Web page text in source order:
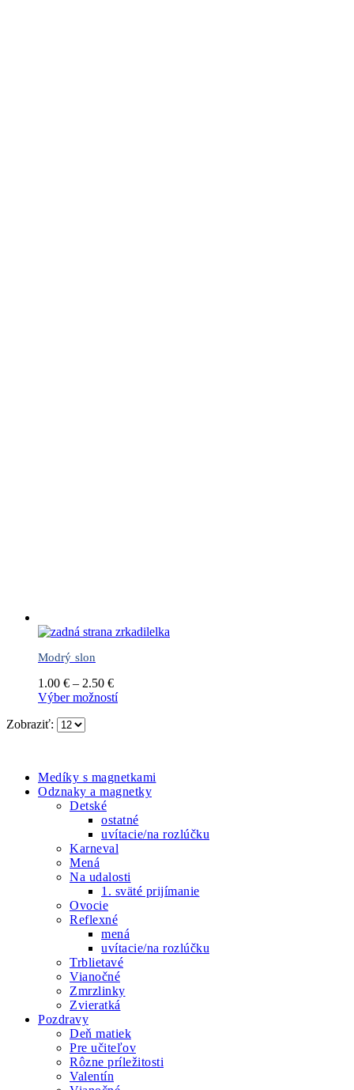
Modrý slon
1.00 € – 2.50 €Cena
range:
Výber možnostíTento
si
môžete
na
stránke
produktu.
Zobraziť:
Medíky s magnetkami
Odznaky a magnetky
Detské
ostatné
uvítacie/na rozlúčku
Karneval
Mená
Na udalosti
1. sväté prijímanie
Ovocie
Reflexné
mená
uvítacie/na rozlúčku
Trblietavé
Vianočné
Zmrzlinky
Zvieratká
Pozdravy
Deň matiek
Pre učiteľov
Rôzne príležitosti
Valentín